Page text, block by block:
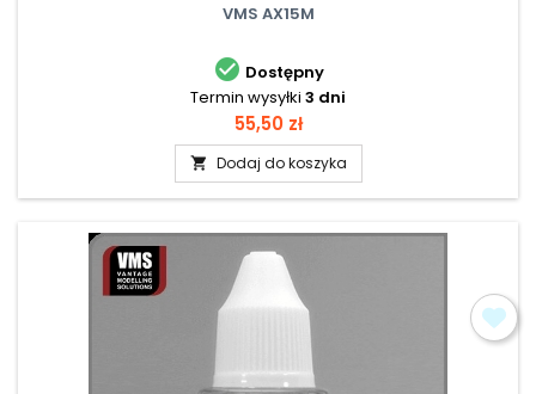
VMS AX15M
 Dostępny
Termin wysyłki 3 dni
Cena
55,50 zł
 Dodaj do koszyka